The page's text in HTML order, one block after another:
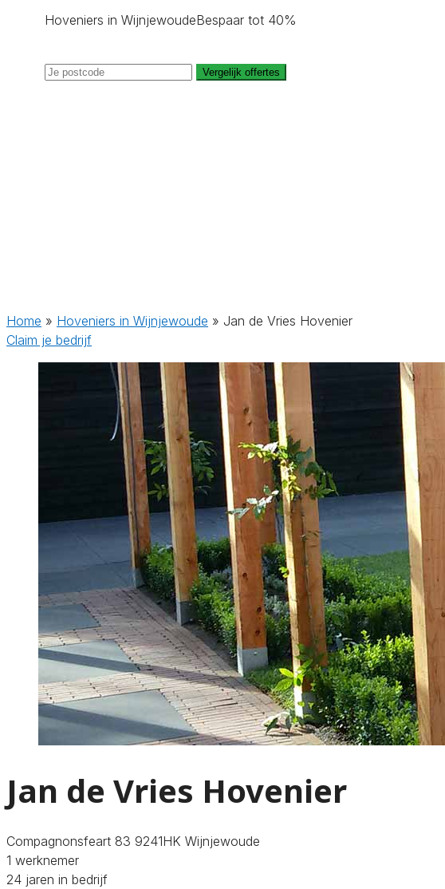
Hoveniers in WijnjewoudeBespaar tot 40%
Vergelijk offertes
Home » Hoveniers in Wijnjewoude » Jan de Vries Hovenier
Claim je bedrijf
Jan de Vries Hovenier
Compagnonsfeart 83 9241HK Wijnjewoude
1 werknemer
24 jaren in bedrijf